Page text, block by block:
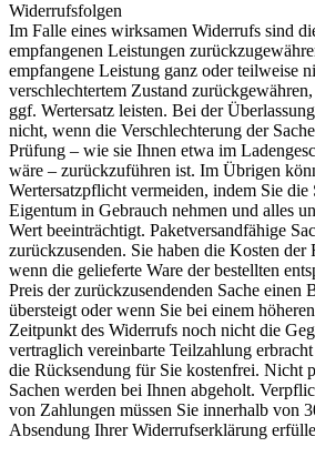
Widerrufsfolgen
Im Falle eines wirksamen Widerrufs sind
empfangenen Leistungen
empfangene Leistung ganz oder teilweise
verschlechtertem Zustand
ggf. Wertersatz leisten. Bei der
nicht, wenn die Verschlechterung der
Prüfung – wie sie Ihnen etwa im
wäre – zurückzuführen ist. Im Übrigen
Wertersatzpflicht vermeiden, indem Sie
Eigentum in Gebrauch nehmen und alles
Wert beeinträchtigt. Paketversandfähige
zurückzusenden. Sie haben die Kosten der
wenn die gelieferte Ware der bestellten
Preis der zurückzusendenden Sache einen
übersteigt oder wenn Sie bei einem
Zeitpunkt des Widerrufs noch nicht die
vertraglich vereinbarte Teilzahlung
die Rücksendung für Sie kostenfrei. Nicht
Sachen werden bei Ihnen abgeholt.
von Zahlungen müssen Sie innerhalb von
Absendung Ihrer Widerrufserklärung